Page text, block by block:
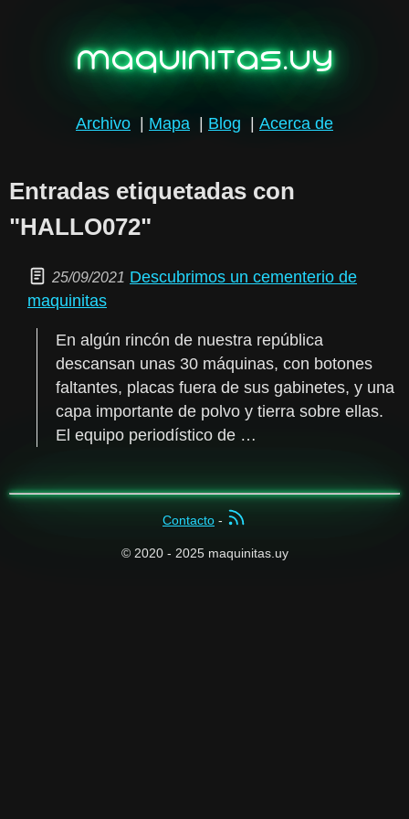
maquinitas.uy
Archivo Mapa Blog Acerca de
Entradas etiquetadas con
"HALLO072"
25/09/2021 Descubrimos un cementerio de
maquinitas
En algún rincón de nuestra república
descansan unas 30 máquinas, con botones
faltantes, placas fuera de sus gabinetes, y una
capa importante de polvo y tierra sobre ellas.
El equipo periodístico de …
Contacto -
© 2020 - 2025 maquinitas.uy